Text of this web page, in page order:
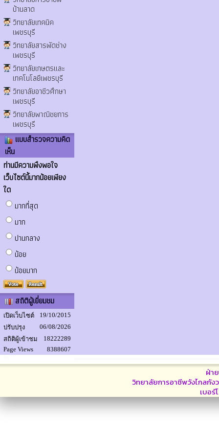
บ้านลาด
วิทยาลัยเทคนิค
เพชรบุรี
วิทยาลัยสารพัดช่าง
เพชรบุรี
วิทยาลัยเกษตรและ
เทคโนโลยีเพชรบุรี
วิทยาลัยอาชีวศึกษา
เพชรบุรี
วิทยาลัยพาณิชยการ
เพชรบุรี
แบบสำรวจความคิด
เห็น
ท่านมีความพึงพอใจ
เว็บไซต์นี้มากน้อยเพียง
ใด
มากที่สุด
มาก
ปานกลาง
น้อย
น้อยมาก
สถิติผู้เยี่ยมชม
เปิดเว็บไซต์
19/10/2015
ปรับปรุง
06/08/2026
สถิติผู้เข้าชม
18222289
Page Views
8388607
ฝ่า
วิทยาลัยการอาชีพวังไกลกัง
เบอ